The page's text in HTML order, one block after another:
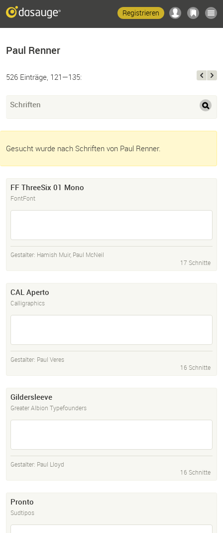
Registrieren
Paul Renner
526 Einträge, 121—135:
Schriften
Gesucht wurde nach Schriften von Paul Renner.
FF ThreeSix 01 Mono
FontFont
Gestalter: Hamish Muir, Paul McNeil
17 Schnitte
CAL Aperto
Calligraphics
Gestalter: Paul Veres
16 Schnitte
Gildersleeve
Greater Albion Typefounders
Gestalter: Paul Lloyd
16 Schnitte
Pronto
Sudtipos